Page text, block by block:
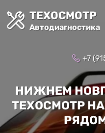
ТЕХОСМОТР
Автодиагностика
+7
НИЖНЕМ
ТЕХОСМОТР НА